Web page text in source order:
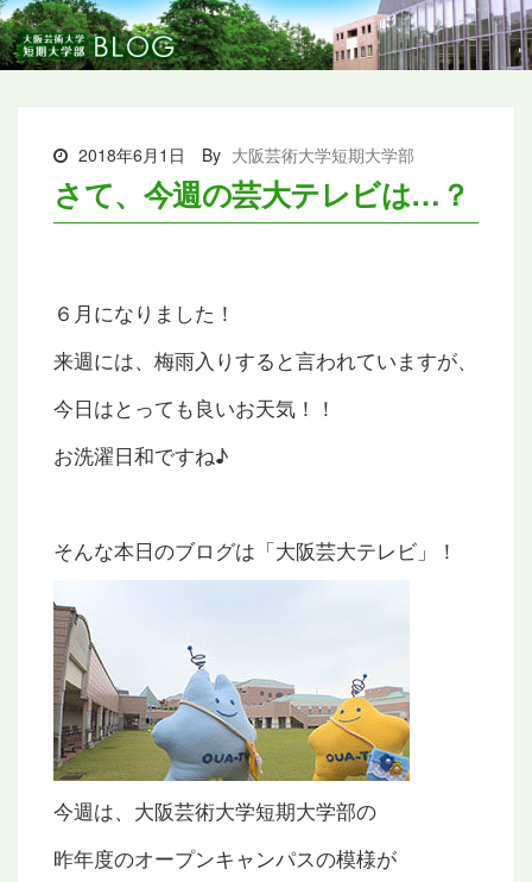
2018年6月1日 By 大阪芸術大学短期大学部
さて、今週の芸大テレビは…？
６月になりました！
来週には、梅雨入りすると言われていますが、
今日はとっても良いお天気！！
お洗濯日和ですね♪
そんな本日のブログは「大阪芸大テレビ」！
今週は、大阪芸術大学短期大学部の
昨年度のオープンキャンパスの模様が